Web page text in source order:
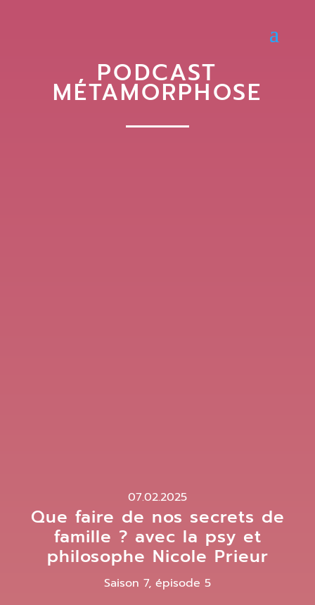
PODCAST
MÉTAMORPHOSE
07.02.2025
Que faire de nos secrets de
famille ? avec la psy et
philosophe Nicole Prieur
Saison 7, épisode 5